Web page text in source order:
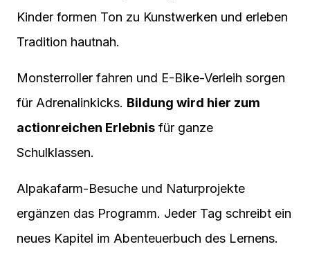
Kinder formen Ton zu Kunstwerken und erleben
Tradition hautnah.
Monsterroller fahren und E-Bike-Verleih sorgen
für Adrenalinkicks. Bildung wird hier zum
actionreichen Erlebnis für ganze
Schulklassen.
Alpakafarm-Besuche und Naturprojekte
ergänzen das Programm. Jeder Tag schreibt ein
neues Kapitel im Abenteuerbuch des Lernens.